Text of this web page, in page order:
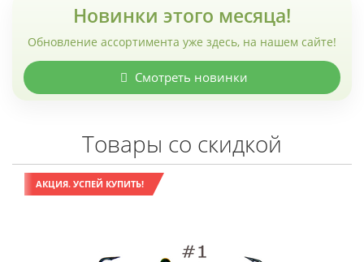
Новинки этого месяца!
Обновление ассортимента уже здесь, на нашем сайте!
Смотреть новинки
Товары со скидкой
АКЦИЯ. УСПЕЙ КУПИТЬ!